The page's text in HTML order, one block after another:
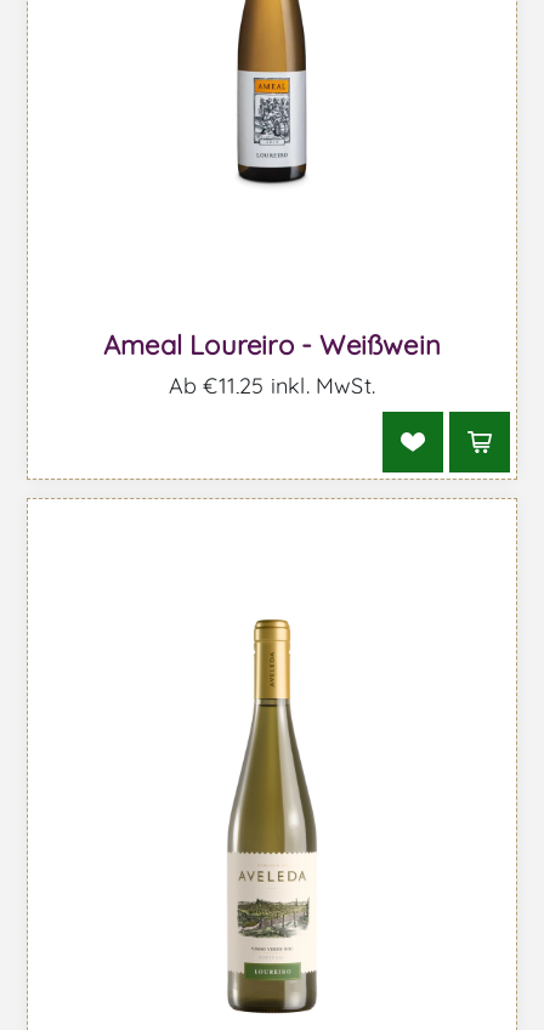
Ameal Loureiro - Weißwein
Ab €11,25 inkl. MwSt.